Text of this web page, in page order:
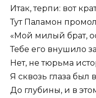
Итак, терпи: вот
Тут Паламон
«Мой милый брат,
Тебе его внушило
Нет, не тюрьма
Я сквозь глаза был
До глубины, и в